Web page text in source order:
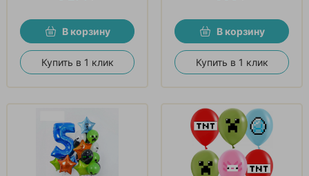
В корзину
Купить в 1 клик
В корзину
Купить в 1 клик